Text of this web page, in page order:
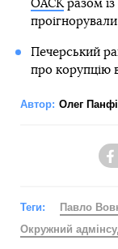
ОАСКразом із
Печерський
про корупцію
Автор: Олег
Теги: Павло
Окружний